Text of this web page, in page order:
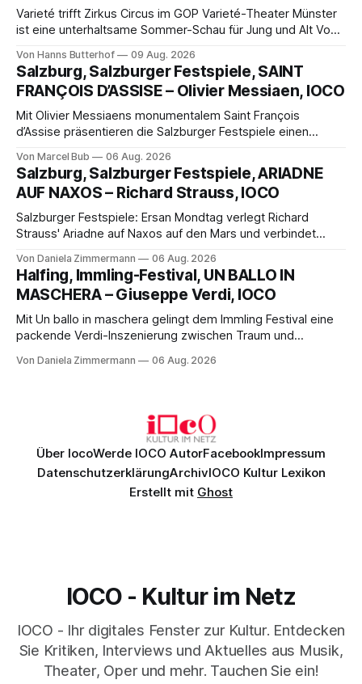
Varieté trifft Zirkus Circus im GOP Varieté-Theater Münster
ist eine unterhaltsame Sommer-Schau für Jung und Alt Von
Münster der Vorhang zur neuen Show Circus hebt, erkundet
wohl auch eine junge Frau, wie es ist, wenn der Zirkus ins
Varieté kommt.
Von Hanns Butterhof 09 Aug. 2026
Salzburg, Salzburger Festspiele, SAINT
FRANÇOIS D’ASSISE – Olivier Messiaen, IOCO
Mit Olivier Messiaens monumentalem Saint François
d’Assise präsentieren die Salzburger Festspiele einen
eine bildgewaltige Inszenierung, Maxime Pascal entfaltet
die komplexe Partitur eindrucksvoll, Philippe Sly berührt als
Franziskus.
Von Marcel Bub 06 Aug. 2026
Salzburg, Salzburger Festspiele, ARIADNE
AUF NAXOS – Richard Strauss, IOCO
Salzburger Festspiele: Ersan Mondtag verlegt Richard
Strauss' Ariadne auf Naxos auf den Mars und verbindet
Aufführung mit starken Solisten und den Wiener
Philharmonikern, szenisch bleibt der zweite Akt jedoch
hinter den Erwartungen zurück.
Von Daniela Zimmermann 06 Aug. 2026
Halfing, Immling-Festival, UN BALLO IN
MASCHERA – Giuseppe Verdi, IOCO
Mit Un ballo in maschera gelingt dem Immling Festival eine
packende Verdi-Inszenierung zwischen Traum und
psychologische Tiefe mit starken Bildern, getragen von
Von Daniela Zimmermann 06 Aug. 2026
Über IocoWerde IOCO AutorFacebookImpressum
DatenschutzerklärungArchivIOCO Kultur Lexikon
Erstellt mit Ghost
IOCO - Kultur im Netz
IOCO - Ihr digitales Fenster zur Kultur. Entdecken
Sie Kritiken, Interviews und Aktuelles aus Musik,
Theater, Oper und mehr. Tauchen Sie ein!